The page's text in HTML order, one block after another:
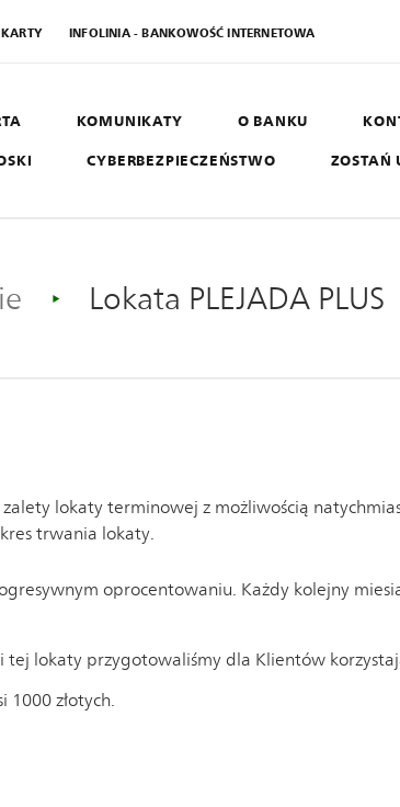
KARTY INFOLINIA - BANKOWOŚĆ INTERNETOWA
KOMUNIKATY O BANKU
CYBERBEZPIECZEŃSTWO ZOSTAŃ
Lokata PLEJADA PLUS
zalety lokaty terminowej z możliwością
trwania lokaty.
oprocentowaniu. Każdy kolejny
lokaty przygotowaliśmy dla Klientów
złotych.